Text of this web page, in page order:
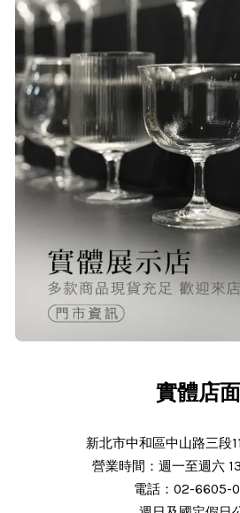
實體店面
新北市中和區中山路三段
營業時間：週一至週六
電話：02-6605-